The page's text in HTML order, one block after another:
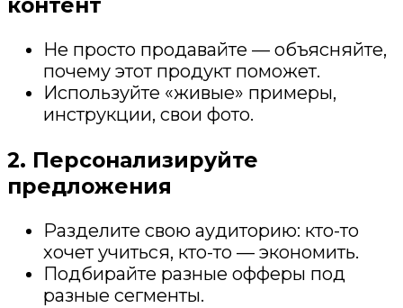
Не просто продавайте — объясняйте,
почему этот продукт поможет.
Используйте «живые» примеры,
инструкции, свои фото.
2. Персонализируйте
предложения
Разделите свою аудиторию: кто-то
хочет учиться, кто-то — экономить.
Подбирайте разные офферы под
разные сегменты.